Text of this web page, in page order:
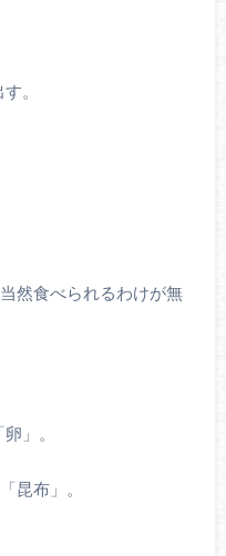
。
然食べられるわけが無
」。
昆布」。